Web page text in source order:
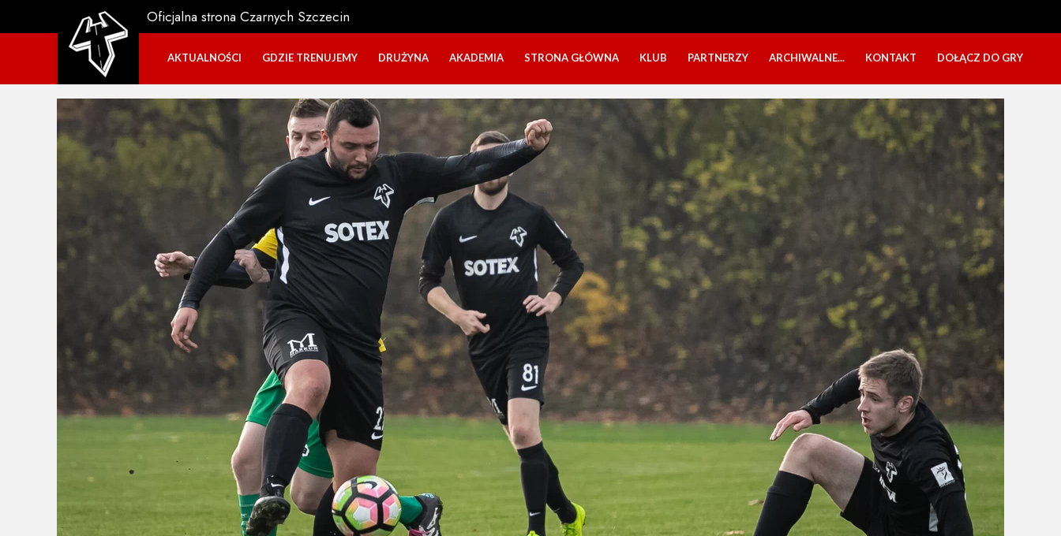
Oficjalna strona Czarnych Szczecin
AKTUALNOŚCI GDZIE TRENUJEMY DRUŻYNA
DOŁĄCZ DO GRY
AKADEMIA
NABÓR DZIECI
SZTAB TRENERSKI
OPINIE RODZICÓW O OBOZACH
STRONA GŁÓWNA KLUB PARTNERZY ARCHIWALNE...
PÓŁKOLONIE 2025
SBO 2023
KADRA 2006
FESTYN CHARYTATYWNY
CZAS NA DZIEWCZYNY
OBÓZ W ZATONIU 2020
OBÓZ W KALISZU 2020
FOTORELACJE
VIDEO
OFERTA LATO 2020
ARCHIWUM OBOZÓW
KONTAKT DOŁĄCZ DO GRY
NABÓR SENIORÓW